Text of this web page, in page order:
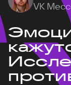
VK